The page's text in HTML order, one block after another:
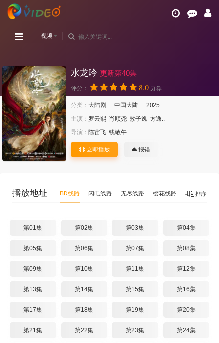
视频
水龙吟 更新第40集
评分： 8.0 力荐
分类： 大陆剧 中国大陆
2025
主演： 罗云熙 肖顺尧 敖子逸 方逸..
导演： 陈宙飞 钱敬午
立即播放 报错
排序
播放地址 BD线路 闪电线路 无尽线路 樱花线路 非凡2
第01集 第02集 第03集 第04集
第05集 第06集 第07集 第08集
第09集 第10集 第11集 第12集
第13集 第14集 第15集 第16集
第17集 第18集 第19集 第20集
第21集 第22集 第23集 第24集